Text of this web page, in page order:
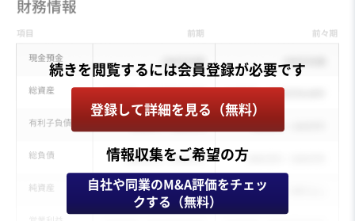
登録して詳細を見る（無料）
情報収集をご希望の方
自社や同業のM&A評価をチェッ
クする（無料）